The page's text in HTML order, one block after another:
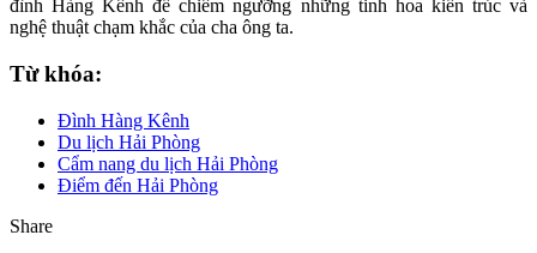
đình Hàng Kênh để chiêm ngưỡng những tinh hoa kiến trúc và
nghệ thuật chạm khắc của cha ông ta.
Từ khóa:
Đình Hàng Kênh
Du lịch Hải Phòng
Cẩm nang du lịch Hải Phòng
Điểm đến Hải Phòng
Share